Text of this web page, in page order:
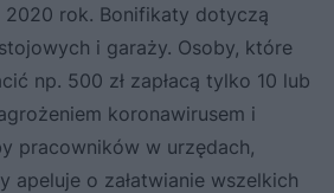
2020 rok. Bonifikaty dotyczą
i garaży. Osoby, które
np. 500 zł zapłacą tylko 10 lub
koronawirusem i
pracowników w urzędach,
apeluje o załatwianie wszelkich